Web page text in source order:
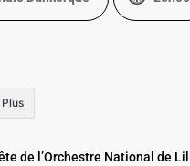
Plus
de l’Orchestre National de